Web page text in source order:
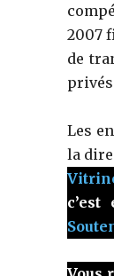
2007
de
Les
la